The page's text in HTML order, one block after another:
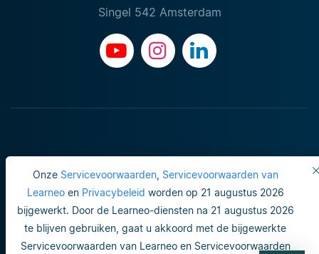
Onze Servicevoorwaarden, Servicevoorwaarden van
Learneoen Privacybeleid worden op 21 augustus 2026
bijgewerkt. Door de Learneo-diensten na 21 augustus 2026
te blijven gebruiken, gaat u akkoord met de bijgewerkte
Servicevoorwaarden van Learneo en Servicevoorwaarden
Singel 542 Amsterdam
Gebruiksvoorwaarden